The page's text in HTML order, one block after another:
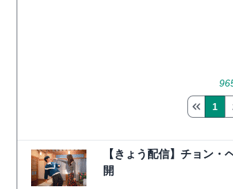
1
【きょう配信】チョン
開